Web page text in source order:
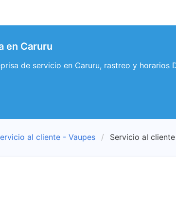
en Caruru
de servicio en Caruru, rastreo y horarios
al cliente - Vaupes Servicio al